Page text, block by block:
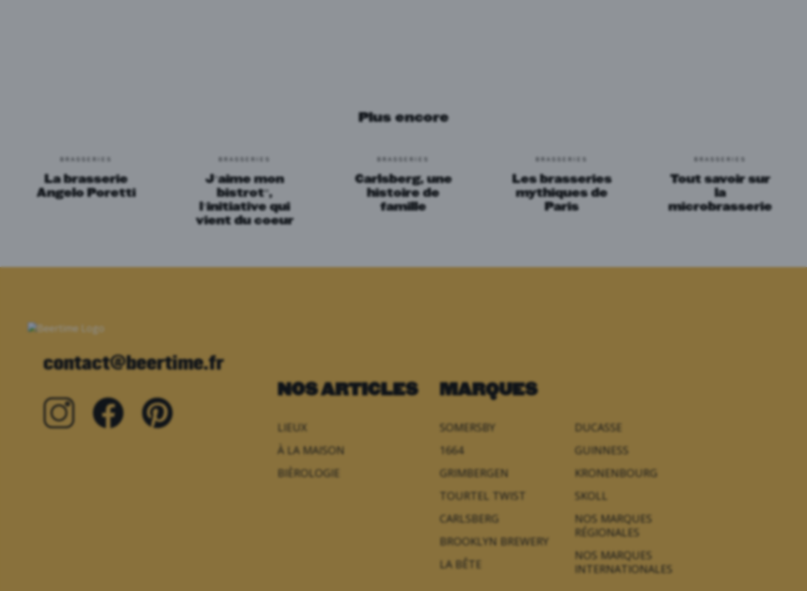
Plus encore
La brasserie
Angelo Poretti
J’aime mon
bistrot”,
l’initiative qui
vient du coeur
Carlsberg, une
histoire de
famille
Les brasseries
mythiques de
Paris
Tout savoir sur
la
microbrasserie
contact@beertime.fr
NOS ARTICLES
LIEUX
À LA MAISON
BIÈROLOGIE
MARQUES
SOMERSBY
1664
GRIMBERGEN
TOURTEL TWIST
CARLSBERG
BROOKLYN BREWERY
LA BÊTE
DUCASSE
GUINNESS
KRONENBOURG
SKOLL
NOS MARQUES
RÉGIONALES
NOS MARQUES
INTERNATIONALES